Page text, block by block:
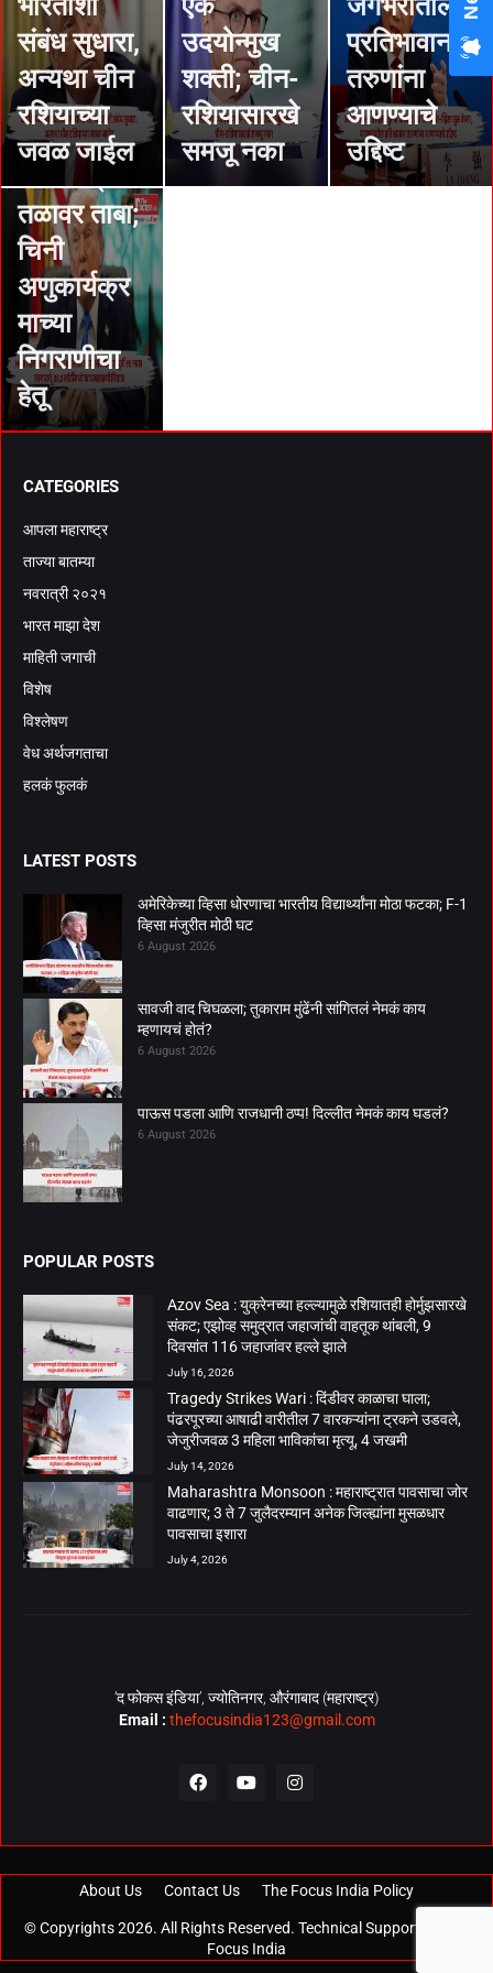
संबंध सुधारा,
अन्यथा चीन
रशियाच्या
जवळ जाईल
उदयोन्मुख
शक्ती; चीन-
रशियासारखे
समजू नका
प्रतिभावान
तरुणांना
आणण्याचे
उद्दिष्ट
Trump :
ट्रम्प यांना
हवा
अफगाणिस्ता
नच्या बग्राम
तळावर ताबा;
चिनी
अणुकार्यक्र
माच्या
निगराणीचा
हेतू
CATEGORIES
आपला महाराष्ट्र
ताज्या बातम्या
नवरात्री २०२१
भारत माझा देश
माहिती जगाची
विशेष
विश्लेषण
वेध अर्थजगताचा
हलकं फुलकं
LATEST POSTS
अमेरिकेच्या व्हिसा धोरणाचा भारतीय विद्यार्थ्यांना मोठा फटका; F-1
व्हिसा मंजुरीत मोठी घट
6 August 2026
सावजी वाद चिघळला; तुकाराम मुंढेंनी सांगितलं नेमकं काय
म्हणायचं होतं?
6 August 2026
पाऊस पडला आणि राजधानी ठप्प! दिल्लीत नेमकं काय घडलं?
6 August 2026
POPULAR POSTS
Azov Sea : युक्रेनच्या हल्ल्यामुळे रशियातही होर्मुझसारखे
संकट; एझोव्ह समुद्रात जहाजांची वाहतूक थांबली, 9
दिवसांत 116 जहाजांवर हल्ले झाले
July 16, 2026
Tragedy Strikes Wari : दिंडीवर काळाचा घाला;
पंढरपूरच्या आषाढी वारीतील 7 वारकऱ्यांना ट्रकने उडवले,
जेजुरीजवळ 3 महिला भाविकांचा मृत्यू, 4 जखमी
July 14, 2026
Maharashtra Monsoon : महाराष्ट्रात पावसाचा जोर
वाढणार; 3 ते 7 जुलैदरम्यान अनेक जिल्ह्यांना मुसळधार
पावसाचा इशारा
July 4, 2026
‘द फोकस इंडिया’, ज्योतिनगर, औरंगाबाद (महाराष्ट्र)
Email : thefocusindia123@gmail.com
© Copyrights 2026. All Rights Reserved. Technical Support by
Focus India
About Us Contact Us The Focus India Policy